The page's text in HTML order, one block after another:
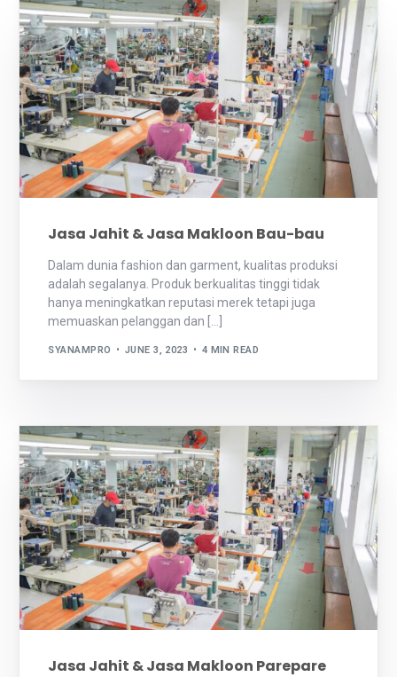
Jasa Jahit & Jasa Makloon Bau-bau
Dalam dunia fashion dan garment, kualitas produksi
adalah segalanya. Produk berkualitas tinggi tidak
hanya meningkatkan reputasi merek tetapi juga
memuaskan pelanggan dan […]
SYANAMPRO JUNE 3, 2023 4 MIN READ
Jasa Jahit & Jasa Makloon Parepare